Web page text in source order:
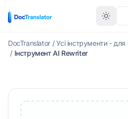
DocTranslator / Усі інструменти -
/ Інструмент AI Rewriter